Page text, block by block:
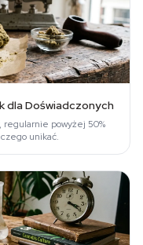
dla Doświadczonych
regularnie powyżej 50%
unikać.